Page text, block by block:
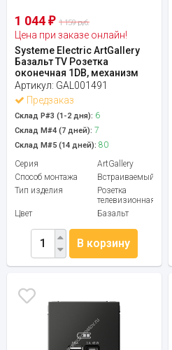
1 044 ₽ 1 159 руб.
Цена при заказе онлайн!
Systeme Electric ArtGallery
Базальт TV Розетка
оконечная 1DB, механизм
Артикул: GAL001491
Предзаказ
Склад Р#3 (1-2 дня): 6
Склад М#4 (7 дней): 7
Склад М#5 (14 дней): 80
Серия
ArtGallery
Способ монтажа
Встраиваемый
Тип изделия
Розетка
телевизионная
Цвет
Базальт
В корзину